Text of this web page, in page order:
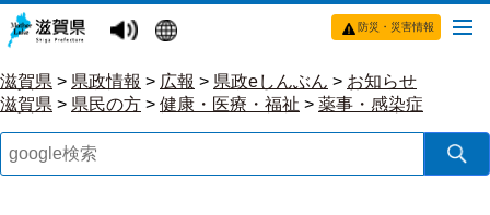
防災・災害情報
滋賀県 > 県政情報 > 広報 > 県政eしんぶん > お知らせ
滋賀県 > 県民の方 > 健康・医療・福祉 > 薬事・感染症